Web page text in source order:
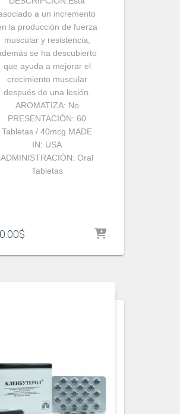
a un incremento
la producción de fuerza
muscular y resistencia,
se ha descubierto
que ayuda a mejorar el
crecimiento muscular
después de una lesión.
AROMATIZA: No
PRESENTACIÓN: 60
Tabletas / 40mcg MADE
IN: USA
ADMINISTRACIÓN: Oral
Tabletas
$